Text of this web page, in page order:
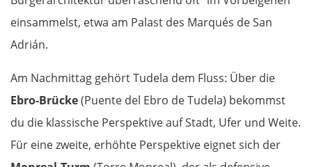
einsammelst, etwa am Palast des Marqués de San
Adrián.
Am Nachmittag gehört Tudela dem Fluss: Über die
Ebro-Brücke(Puente del Ebro de Tudela) bekommst
du die klassische Perspektive auf Stadt, Ufer und Weite.
Für eine zweite, erhöhte Perspektive eignet sich der